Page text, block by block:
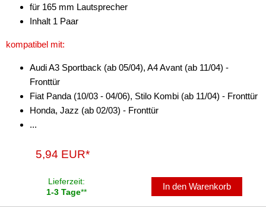
Grand Scenic
Laguna
Master
Megane
Scenic
Twingo
für 165 mm Lautsprecher
Inhalt 1 Paar
kompatibel mit:
Audi A3 Sportback (ab 05/04), A4 Avant (ab 11/04) -
Fronttür
Fiat Panda (10/03 - 04/06), Stilo Kombi (ab 11/04) - Fronttür
Honda, Jazz (ab 02/03) - Fronttür
...
5,94 EUR*
Lieferzeit:
1-3 Tage**
In den Warenkorb